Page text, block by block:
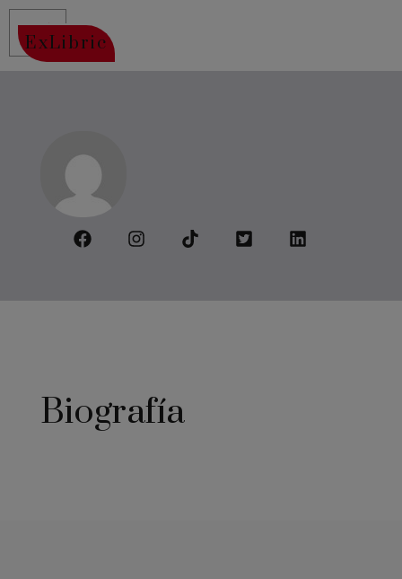
ExLibric
Biografía